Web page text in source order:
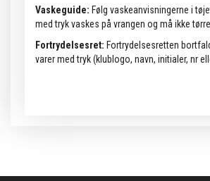
Vaskeguide: Følg vaskeanvisningerne i
med tryk vaskes på vrangen og må ikke
Fortrydelsesret: Fortrydelsesretten
varer med tryk (klublogo, navn, initialer, nr